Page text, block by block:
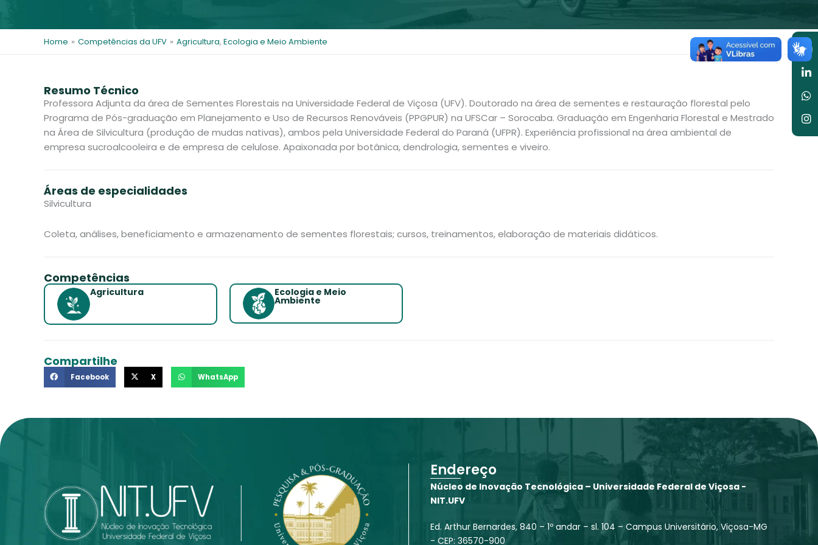
s
Home » Competências da UFV » Agricultura, Ecologia e Meio Ambiente
Resumo Técnico
Professora Adjunta da área de Sementes Florestais na Universidade Federal de Viçosa (UFV). Doutorado na área de sementes e restauração florestal pelo
Programa de Pós-graduação em Planejamento e Uso de Recursos Renováveis (PPGPUR) na UFSCar – Sorocaba. Graduação em Engenharia Florestal e Mestrado
na Área de Silvicultura (produção de mudas nativas), ambos pela Universidade Federal do Paraná (UFPR). Experiência profissional na área ambiental de
empresa sucroalcooleira e de empresa de celulose. Apaixonada por botânica, dendrologia, sementes e viveiro.
Áreas de especialidades
Silvicultura
Coleta, análises, beneficiamento e armazenamento de sementes florestais; cursos, treinamentos, elaboração de materiais didáticos.
Competências
Agricultura Ecologia e Meio
Ambiente
Compartilhe
Facebook X WhatsApp
Endereço
Núcleo de Inovação Tecnológica – Universidade Federal de Viçosa -
NIT.UFV
Ed. Arthur Bernardes, 840 – 1º andar – sl. 104 – Campus Universitário, Viçosa-MG
- CEP: 36570-900
in